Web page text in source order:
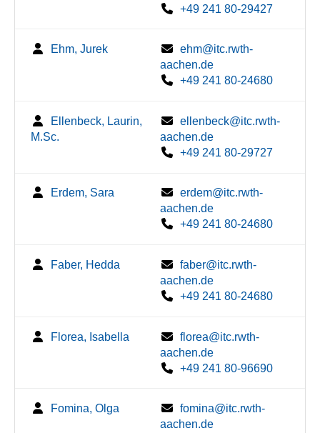
+49 241 80-29427
Ehm, Jurek
ehm@itc.rwth-
aachen.de
+49 241 80-24680
Ellenbeck, Laurin,
M.Sc.
ellenbeck@itc.rwth-
aachen.de
+49 241 80-29727
Erdem, Sara
erdem@itc.rwth-
aachen.de
+49 241 80-24680
Faber, Hedda
faber@itc.rwth-
aachen.de
+49 241 80-24680
Florea, Isabella
florea@itc.rwth-
aachen.de
+49 241 80-96690
Fomina, Olga
fomina@itc.rwth-
aachen.de